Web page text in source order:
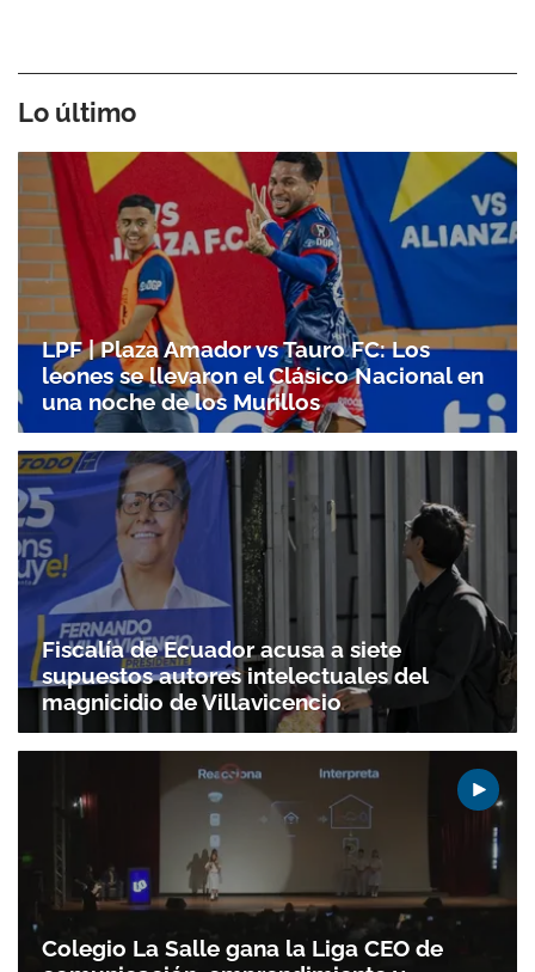
Lo último
LPF | Plaza Amador vs Tauro FC: Los
leones se llevaron el Clásico Nacional en
una noche de los Murillos
Fiscalía de Ecuador acusa a siete
supuestos autores intelectuales del
magnicidio de Villavicencio
Colegio La Salle gana la Liga CEO de